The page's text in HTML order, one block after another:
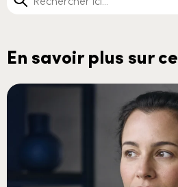
En savoir plus sur